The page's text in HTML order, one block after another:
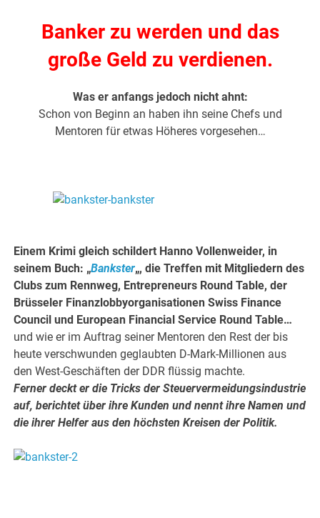
Banker zu werden und das
große Geld zu verdienen.
Was er anfangs jedoch nicht ahnt:
Schon von Beginn an haben ihn seine Chefs und
Mentoren für etwas Höheres vorgesehen…
Einem Krimi gleich schildert Hanno Vollenweider, in
seinem Buch: „Bankster„, die Treffen mit Mitgliedern des
Clubs zum Rennweg, Entrepreneurs Round Table, der
Brüsseler Finanzlobbyorganisationen Swiss Finance
Council und European Financial Service Round Table…
und wie er im Auftrag seiner Mentoren den Rest der bis
heute verschwunden geglaubten D-Mark-Millionen aus
den West-Geschäften der DDR flüssig machte.
Ferner deckt er die Tricks der Steuervermeidungsindustrie
auf, berichtet über ihre Kunden und nennt ihre Namen und
die ihrer Helfer aus den höchsten Kreisen der Politik.